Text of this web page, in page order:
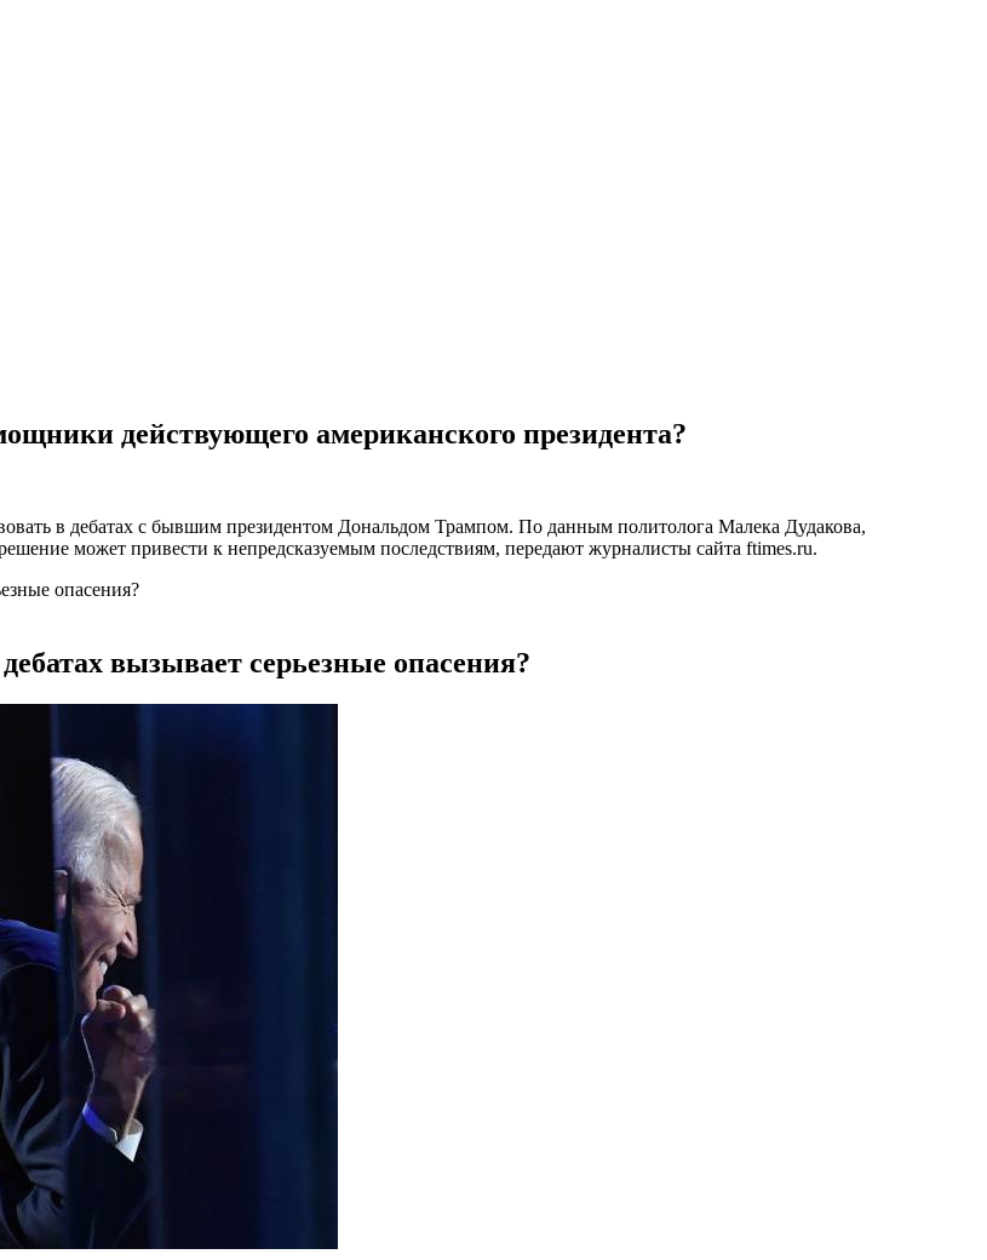
действующего американского президента?
в дебатах с бывшим президентом Дональдом Трампом. По данным политолога Малека Дудакова,
может привести к непредсказуемым последствиям, передают журналисты сайта ftimes.ru.
опасения?
вызывает серьезные опасения?